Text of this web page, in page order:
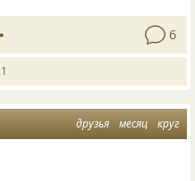
6
друзья месяц круг